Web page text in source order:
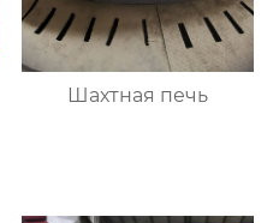
Шахтная печь